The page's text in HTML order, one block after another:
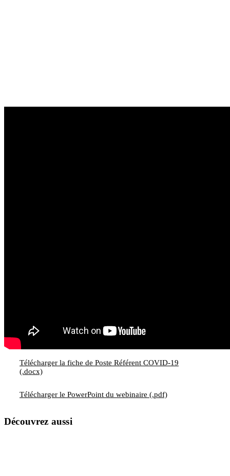
Télécharger la fiche de Poste Référent COVID-19
(.docx)
Télécharger le PowerPoint du webinaire (.pdf)
Découvrez aussi